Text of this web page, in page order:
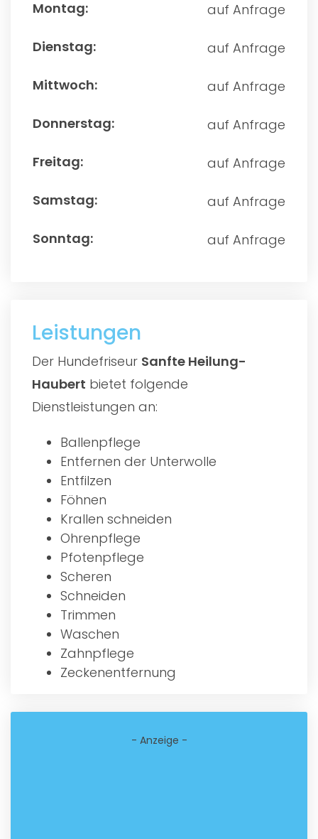
auf Anfrage
auf Anfrage
auf Anfrage
auf Anfrage
auf Anfrage
auf Anfrage
auf Anfrage
Leistungen
Der Hundefriseur Sanfte Heilung-
Haubert bietet folgende
Dienstleistungen an:
Ballenpflege
Entfernen der Unterwolle
Entfilzen
Föhnen
Krallen schneiden
Ohrenpflege
Pfotenpflege
Scheren
Schneiden
Trimmen
Waschen
Zahnpflege
Zeckenentfernung
- Anzeige -